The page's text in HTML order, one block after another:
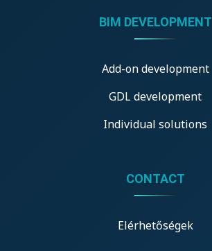
BIM DEVELOPMENT
Add-on development
GDL development
Individual solutions
CONTACT
Elérhetőségek